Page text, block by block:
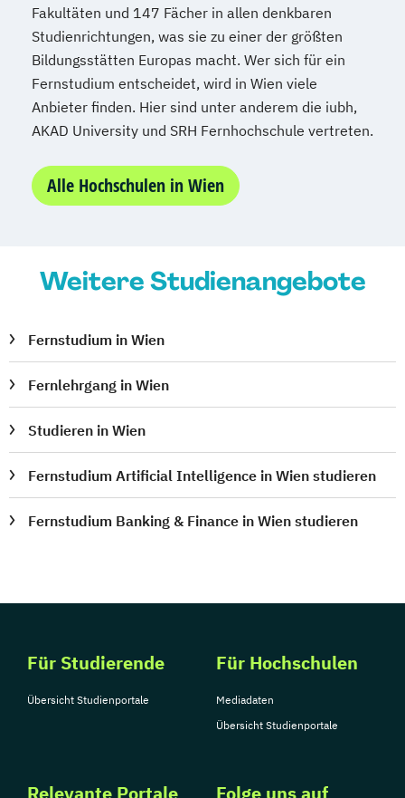
Fakultäten und 147 Fächer in allen denkbaren
Studienrichtungen, was sie zu einer der größten
Bildungsstätten Europas macht. Wer sich für ein
Fernstudium entscheidet, wird in Wien viele
Anbieter finden. Hier sind unter anderem die iubh,
AKAD University und SRH Fernhochschule vertreten.
Alle Hochschulen in Wien
Weitere Studienangebote
Fernstudium in Wien
Fernlehrgang in Wien
Studieren in Wien
Fernstudium Artificial Intelligence in Wien studieren
Fernstudium Banking & Finance in Wien studieren
Für Studierende
Übersicht Studienportale
Für Hochschulen
Mediadaten
Übersicht Studienportale